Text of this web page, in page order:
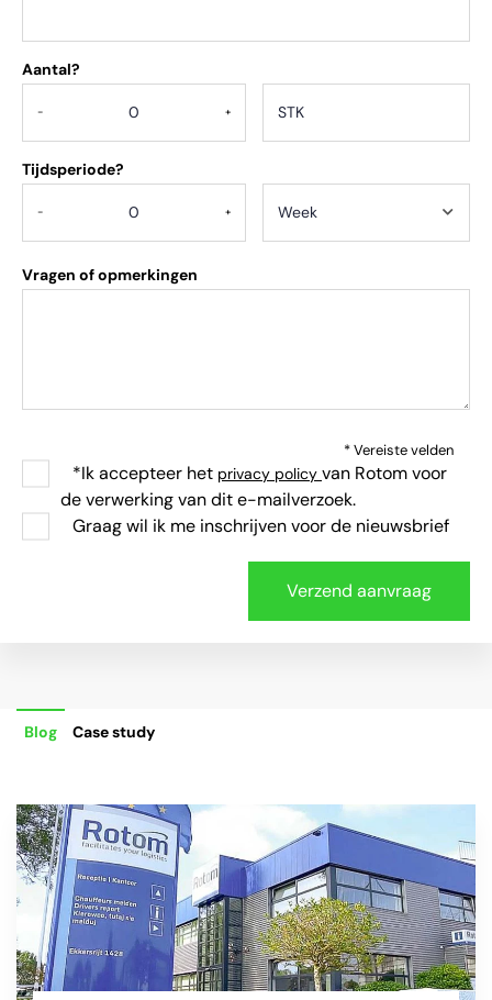
Aantal?
- +
Tijdsperiode?
- +
Vragen of opmerkingen
* Vereiste velden
*Ik accepteer het privacy policy van Rotom voor
de verwerking van dit e-mailverzoek.
Graag wil ik me inschrijven voor de nieuwsbrief
Blog Case study